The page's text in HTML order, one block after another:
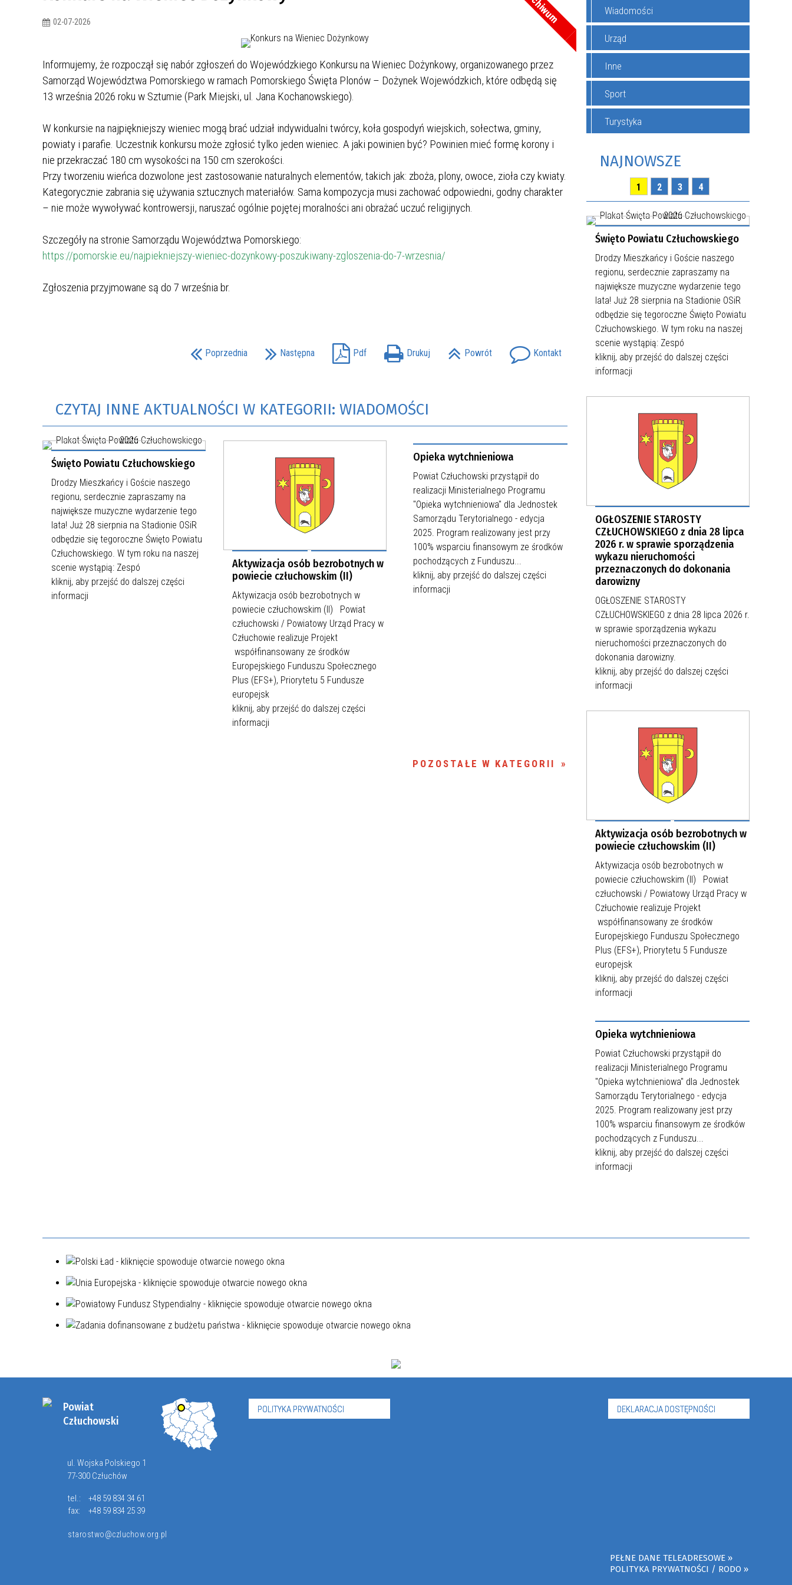
02-07-2026
Informujemy, że rozpoczął się nabór zgłoszeń do Wojewódzkiego Konkursu na Wieniec Dożynkowy, organizowanego przez
Samorząd Województwa Pomorskiego w ramach Pomorskiego Święta Plonów – Dożynek Wojewódzkich, które odbędą się
13 września 2026 roku w Sztumie (Park Miejski, ul. Jana Kochanowskiego).
W konkursie na najpiękniejszy wieniec mogą brać udział indywidualni twórcy, koła gospodyń wiejskich, sołectwa, gminy,
powiaty i parafie. Uczestnik konkursu może zgłosić tylko jeden wieniec. A jaki powinien być? Powinien mieć formę korony i
nie przekraczać 180 cm wysokości na 150 cm szerokości.
Przy tworzeniu wieńca dozwolone jest zastosowanie naturalnych elementów, takich jak: zboża, plony, owoce, zioła czy kwiaty.
Kategorycznie zabrania się używania sztucznych materiałów. Sama kompozycja musi zachować odpowiedni, godny charakter
– nie może wywoływać kontrowersji, naruszać ogólnie pojętej moralności ani obrażać uczuć religijnych.
Szczegóły na stronie Samorządu Województwa Pomorskiego:
https://pomorskie.eu/najpiekniejszy-wieniec-dozynkowy-poszukiwany-zgloszenia-do-7-wrzesnia/
Zgłoszenia przyjmowane są do 7 września br.
Poprzednia Następna Pdf Drukuj Powrót Kontakt
CZYTAJ INNE AKTUALNOŚCI W KATEGORII: WIADOMOŚCI
Święto Powiatu Człuchowskiego
Drodzy Mieszkańcy i Goście naszego
regionu, serdecznie zapraszamy na
największe muzyczne wydarzenie tego
lata! Już 28 sierpnia na Stadionie OSiR
odbędzie się tegoroczne Święto Powiatu
Człuchowskiego. W tym roku na naszej
scenie wystąpią: Zespó
kliknij, aby przejść do dalszej części
informacji
Aktywizacja osób bezrobotnych w
powiecie człuchowskim (II)
Aktywizacja osób bezrobotnych w
powiecie człuchowskim (II) Powiat
człuchowski / Powiatowy Urząd Pracy w
Człuchowie realizuje Projekt
współfinansowany ze środków
Europejskiego Funduszu Społecznego
Plus (EFS+), Priorytetu 5 Fundusze
europejsk
kliknij, aby przejść do dalszej części
informacji
Opieka wytchnieniowa
Powiat Człuchowski przystąpił do
realizacji Ministerialnego Programu
"Opieka wytchnieniowa" dla Jednostek
Samorządu Terytorialnego - edycja
2025. Program realizowany jest przy
100% wsparciu finansowym ze środków
pochodzących z Funduszu...
kliknij, aby przejść do dalszej części
informacji
POZOSTAŁE W KATEGORII
Wiadomości
Urząd
Inne
Sport
Turystyka
NAJNOWSZE
1 2 3 4
Święto Powiatu Człuchowskiego
Drodzy Mieszkańcy i Goście naszego
regionu, serdecznie zapraszamy na
największe muzyczne wydarzenie tego
lata! Już 28 sierpnia na Stadionie OSiR
odbędzie się tegoroczne Święto Powiatu
Człuchowskiego. W tym roku na naszej
scenie wystąpią: Zespó
kliknij, aby przejść do dalszej części
informacji
OGŁOSZENIE STAROSTY
CZŁUCHOWSKIEGO z dnia 28 lipca
2026 r. w sprawie sporządzenia
wykazu nieruchomości
przeznaczonych do dokonania
darowizny
OGŁOSZENIE STAROSTY
CZŁUCHOWSKIEGO z dnia 28 lipca 2026 r.
w sprawie sporządzenia wykazu
nieruchomości przeznaczonych do
dokonania darowizny.
kliknij, aby przejść do dalszej części
informacji
Aktywizacja osób bezrobotnych w
powiecie człuchowskim (II)
Aktywizacja osób bezrobotnych w
powiecie człuchowskim (II) Powiat
człuchowski / Powiatowy Urząd Pracy w
Człuchowie realizuje Projekt
współfinansowany ze środków
Europejskiego Funduszu Społecznego
Plus (EFS+), Priorytetu 5 Fundusze
europejsk
kliknij, aby przejść do dalszej części
informacji
Opieka wytchnieniowa
Powiat Człuchowski przystąpił do
realizacji Ministerialnego Programu
"Opieka wytchnieniowa" dla Jednostek
Samorządu Terytorialnego - edycja
2025. Program realizowany jest przy
100% wsparciu finansowym ze środków
pochodzących z Funduszu...
kliknij, aby przejść do dalszej części
informacji
Powiat
Człuchowski
ul. Wojska Polskiego 1
77-300 Człuchów
tel.:
+48 59 834 34 61
fax:
+48 59 834 25 39
starostwo@czluchow.org.pl
POLITYKA PRYWATNOŚCI DEKLARACJA DOSTĘPNOŚCI
PEŁNE DANE TELEADRESOWE
POLITYKA PRYWATNOŚCI / RODO